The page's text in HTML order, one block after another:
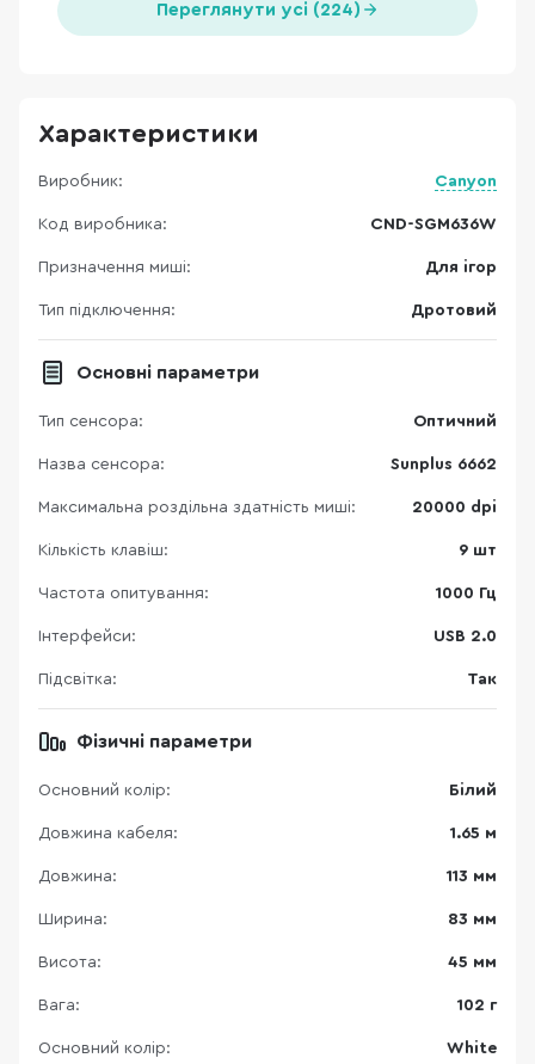
Переглянути усі (224)
Характеристики
Виробник: Canyon
Код виробника: CND-SGM636W
Призначення миші: Для ігор
Тип підключення: Дротовий
Основні параметри
Тип сенсора: Оптичний
Назва сенсора: Sunplus 6662
Максимальна роздільна здатність миші: 20000 dpi
Кількість клавіш: 9 шт
Частота опитування: 1000 Гц
Інтерфейси: USB 2.0
Підсвітка: Так
Фізичні параметри
Основний колір: Білий
Довжина кабеля: 1.65 м
Довжина: 113 мм
Ширина: 83 мм
Висота: 45 мм
Вага: 102 г
Основний колір: White